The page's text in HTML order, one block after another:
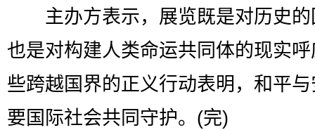
主办方表示，展览既是对历史的
也是对构建人类命运共同体的现实
些跨越国界的正义行动表明，和平
要国际社会共同守护。(完)